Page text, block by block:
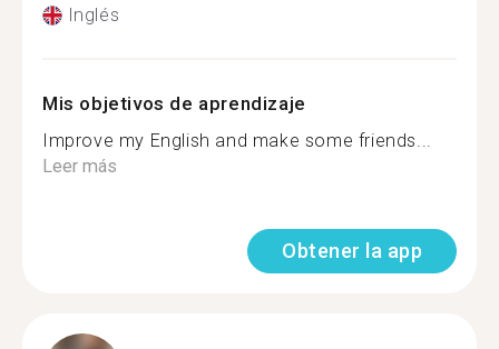
Inglés
Mis objetivos de aprendizaje
Improve my English and make some friends...
Leer más
Obtener la app